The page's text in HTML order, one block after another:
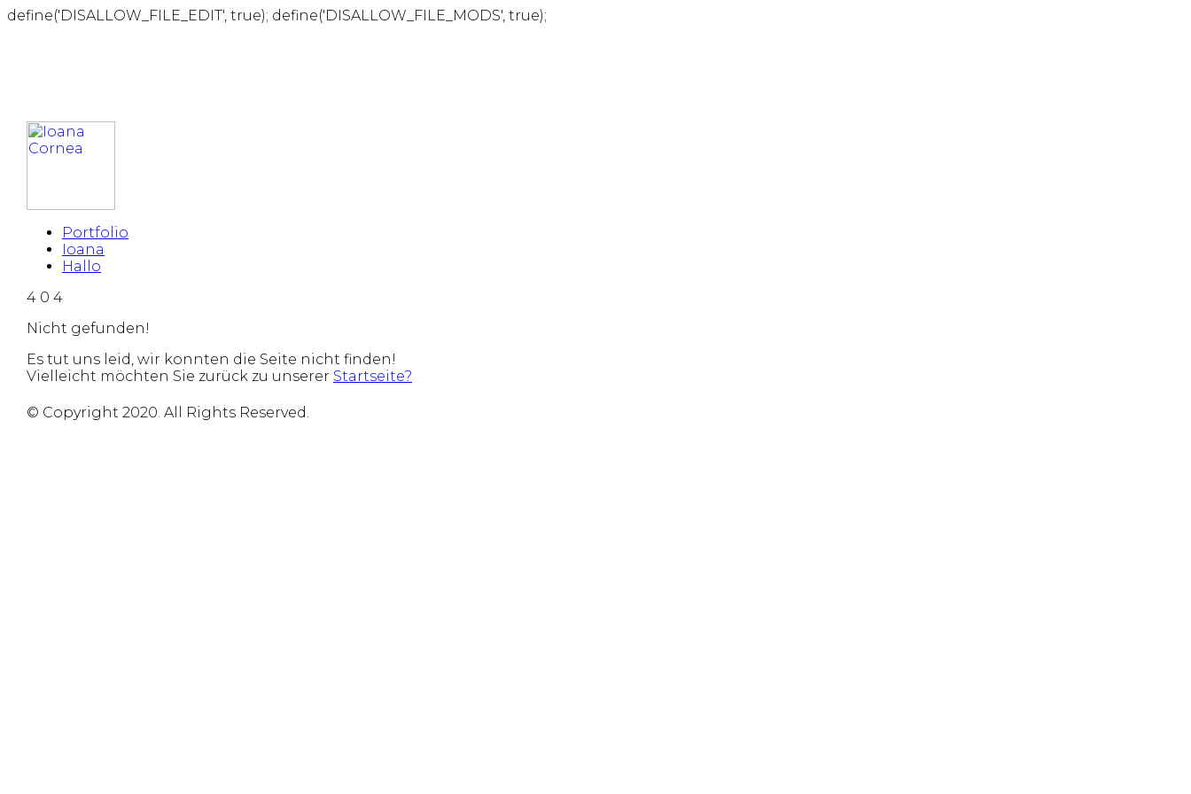
define('DISALLOW_FILE_EDIT', true); define('DISALLOW_FILE_MODS', true);
Portfolio
Ioana
Hallo
4 0 4
Nicht gefunden!
Es tut uns leid, wir konnten die Seite nicht finden!
Vielleicht möchten Sie zurück zu unserer Startseite?
© Copyright 2020. All Rights Reserved.